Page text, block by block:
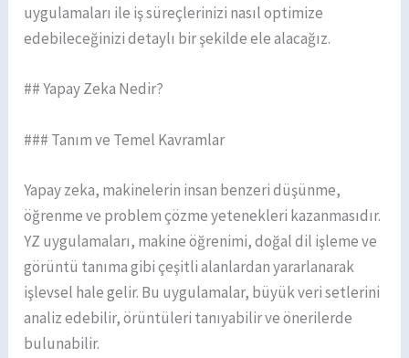
uygulamaları ile iş süreçlerinizi nasıl optimize
edebileceğinizi detaylı bir şekilde ele alacağız.
## Yapay Zeka Nedir?
### Tanım ve Temel Kavramlar
Yapay zeka, makinelerin insan benzeri düşünme,
öğrenme ve problem çözme yetenekleri kazanmasıdır.
YZ uygulamaları, makine öğrenimi, doğal dil işleme ve
görüntü tanıma gibi çeşitli alanlardan yararlanarak
işlevsel hale gelir. Bu uygulamalar, büyük veri setlerini
analiz edebilir, örüntüleri tanıyabilir ve önerilerde
bulunabilir.